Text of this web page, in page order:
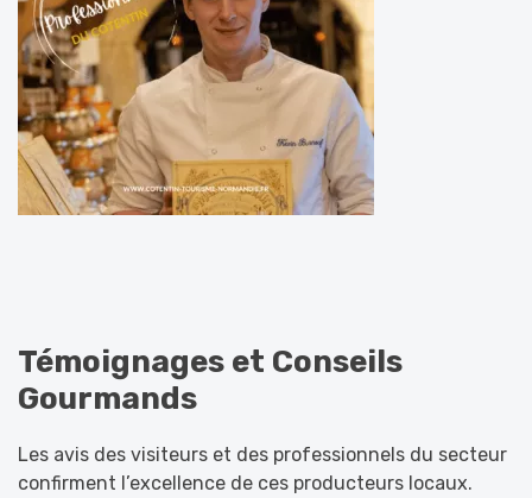
Témoignages et Conseils
Gourmands
Les avis des visiteurs et des professionnels du secteur
confirment l’excellence de ces producteurs locaux.